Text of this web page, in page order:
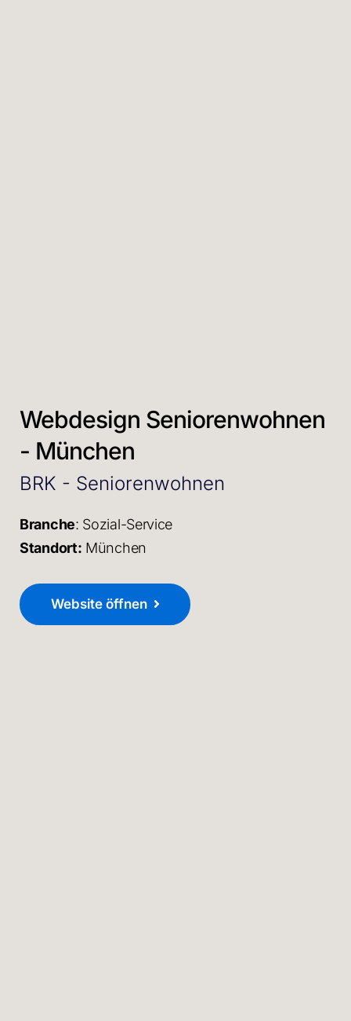
Webdesign Seniorenwohnen
- München
BRK - Seniorenwohnen
Branche: Sozial-Service
Standort: München
Website öffnen